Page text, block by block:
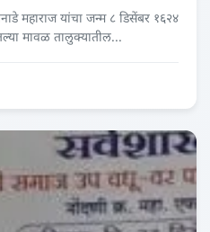
महाराज यांचा जन्म ८ डिसेंबर १६२४
मावळ तालुक्यातील...